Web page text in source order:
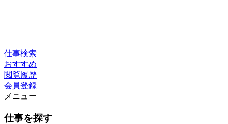
仕事検索
おすすめ
閲覧履歴
会員登録
メニュー
仕事を探す